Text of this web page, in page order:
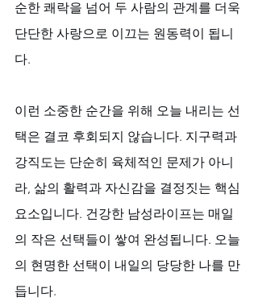
순한 쾌락을 넘어 두 사람의 관계를 더욱
단단한 사랑으로 이끄는 원동력이 됩니
다.
이런 소중한 순간을 위해 오늘 내리는 선
택은 결코 후회되지 않습니다. 지구력과
강직도는 단순히 육체적인 문제가 아니
라, 삶의 활력과 자신감을 결정짓는 핵심
요소입니다. 건강한 남성라이프는 매일
의 작은 선택들이 쌓여 완성됩니다. 오늘
의 현명한 선택이 내일의 당당한 나를 만
듭니다.